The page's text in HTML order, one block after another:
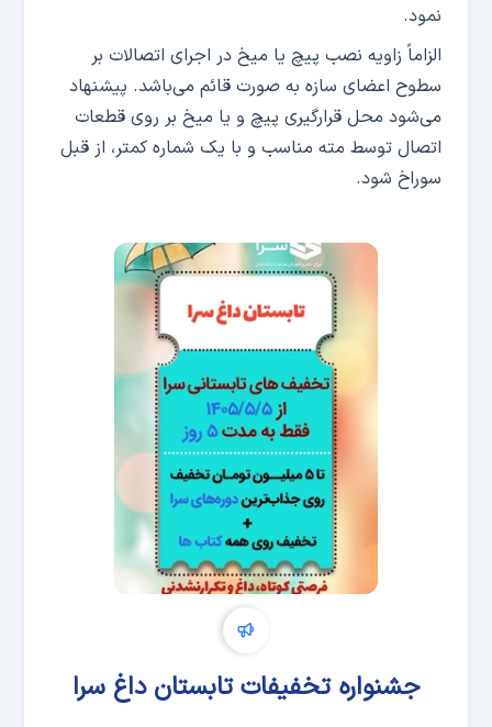
نمود.
الزاماً زاویه نصب پیچ یا میخ در اجرای اتصالات بر
سطوح اعضای سازه به صورت قائم می‌باشد. پیشنهاد
می‌شود محل قرارگیری پیچ و یا میخ بر روی قطعات
اتصال توسط مته مناسب و با یک شماره کمتر، از قبل
سوراخ شود.
جشنواره تخفیفات تابستان داغ سرا